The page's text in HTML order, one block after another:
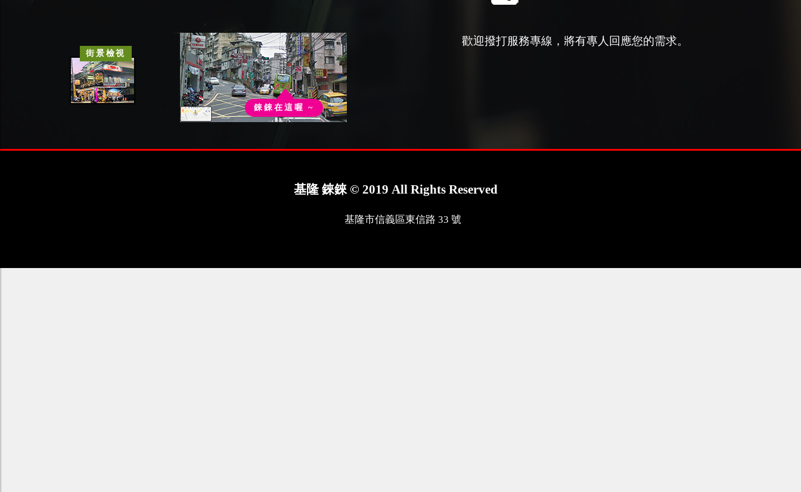
街景檢視
錸錸在這喔 ~
歡迎撥打服務專線，將有專人回應您的需求。
基隆 錸錸 © 2019 All Rights Reserved
基隆市信義區東信路 33 號